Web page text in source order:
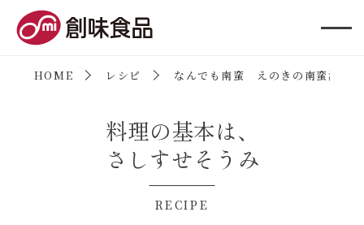
HOME レシピ なんでも南蛮 えのきの南蛮漬け
料理の基本は、
さしすせそうみ
RECIPE